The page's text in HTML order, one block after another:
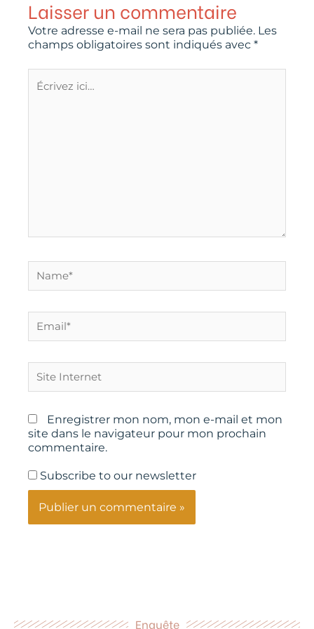
Laisser un commentaire
Votre adresse e-mail ne sera pas publiée. Les
champs obligatoires sont indiqués avec *
ici…
Internet
Enregistrer mon nom, mon e-mail et mon
site dans le navigateur pour mon prochain
commentaire.
Subscribe to our newsletter
Enquête